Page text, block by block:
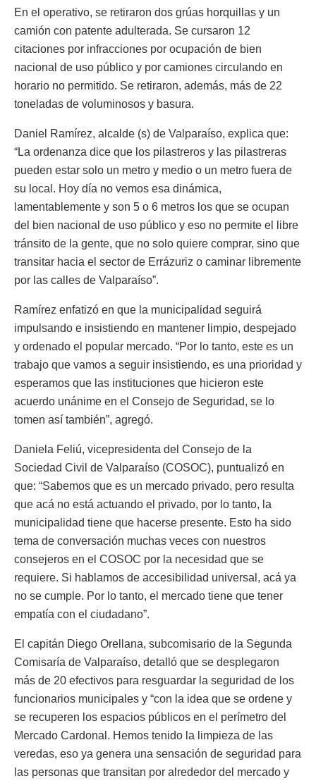
En el operativo, se retiraron dos grúas horquillas y un
camión con patente adulterada. Se cursaron 12
citaciones por infracciones por ocupación de bien
nacional de uso público y por camiones circulando en
horario no permitido. Se retiraron, además, más de 22
toneladas de voluminosos y basura.
Daniel Ramírez, alcalde (s) de Valparaíso, explica que:
“La ordenanza dice que los pilastreros y las pilastreras
pueden estar solo un metro y medio o un metro fuera de
su local. Hoy día no vemos esa dinámica,
lamentablemente y son 5 o 6 metros los que se ocupan
del bien nacional de uso público y eso no permite el libre
tránsito de la gente, que no solo quiere comprar, sino que
transitar hacia el sector de Errázuriz o caminar libremente
por las calles de Valparaíso”.
Ramírez enfatizó en que la municipalidad seguirá
impulsando e insistiendo en mantener limpio, despejado
y ordenado el popular mercado. “Por lo tanto, este es un
trabajo que vamos a seguir insistiendo, es una prioridad y
esperamos que las instituciones que hicieron este
acuerdo unánime en el Consejo de Seguridad, se lo
tomen así también”, agregó.
Daniela Feliú, vicepresidenta del Consejo de la
Sociedad Civil de Valparaíso (COSOC), puntualizó en
que: “Sabemos que es un mercado privado, pero resulta
que acá no está actuando el privado, por lo tanto, la
municipalidad tiene que hacerse presente. Esto ha sido
tema de conversación muchas veces con nuestros
consejeros en el COSOC por la necesidad que se
requiere. Si hablamos de accesibilidad universal, acá ya
no se cumple. Por lo tanto, el mercado tiene que tener
empatía con el ciudadano”.
El capitán Diego Orellana, subcomisario de la Segunda
Comisaría de Valparaíso, detalló que se desplegaron
más de 20 efectivos para resguardar la seguridad de los
funcionarios municipales y “con la idea que se ordene y
se recuperen los espacios públicos en el perímetro del
Mercado Cardonal. Hemos tenido la limpieza de las
veredas, eso ya genera una sensación de seguridad para
las personas que transitan por alrededor del mercado y